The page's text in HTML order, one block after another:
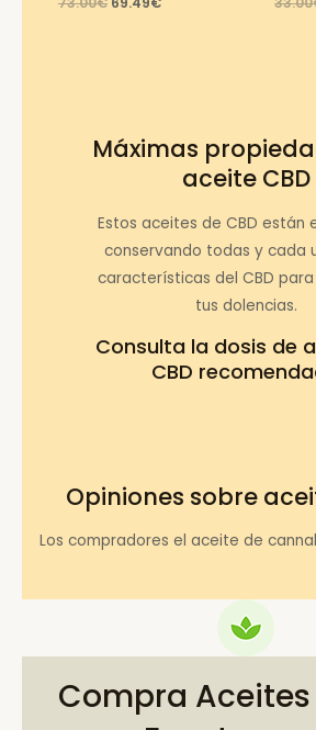
Máximas
aceite CBD
Estos aceites de CBD están
conservando todas y cada
características del CBD
tus dolencias.
Consulta la dosis de
CBD
Opiniones sobre
Los compradores el aceite de
Compra Aceites